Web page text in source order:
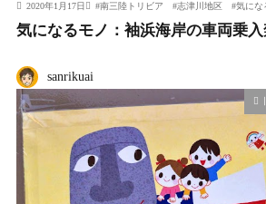
2020年1月17日 #南三陸トリビア #志津川地区 #気にな
気になるモノ：袖浜海岸の車両乗
sanrikuai